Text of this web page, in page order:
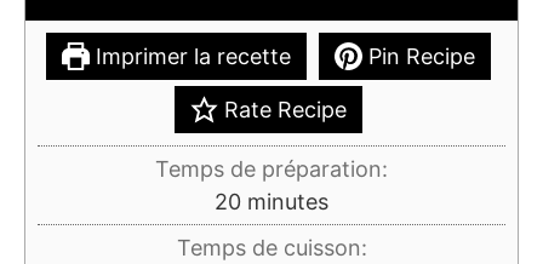
Imprimer la recette Pin Recipe
Rate Recipe
Temps de préparation:
20minutes
minutes
Temps de cuisson: